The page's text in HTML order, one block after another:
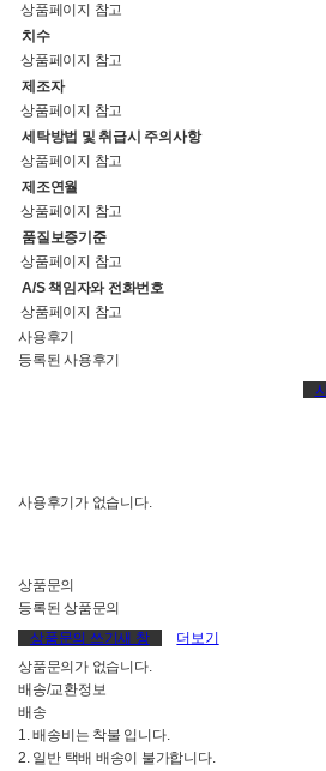
상품페이지 참고
치수
상품페이지 참고
제조자
상품페이지 참고
세탁방법 및 취급시 주의사항
상품페이지 참고
제조연월
상품페이지 참고
품질보증기준
상품페이지 참고
A/S 책임자와 전화번호
상품페이지 참고
사용후기
등록된 사용후기
사용후기가 없습니다.
상품문의
등록된 상품문의
상품문의 쓰기새 창
더보기
상품문의가 없습니다.
배송/교환정보
배송
1. 배송비는 착불 입니다.
2. 일반 택배 배송이 불가합니다.